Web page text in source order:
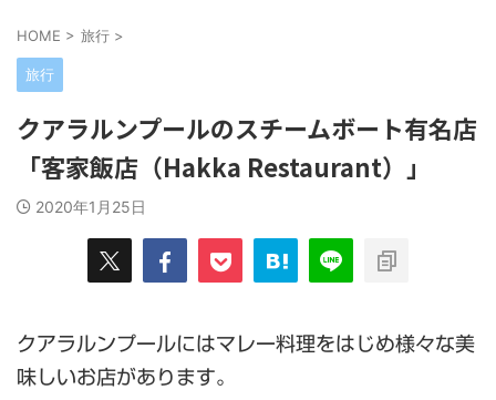
HOME > 旅行 >
旅行
クアラルンプールのスチームボート有名店
「客家飯店（Hakka Restaurant）」
2020年1月25日
クアラルンプールにはマレー料理をはじめ様々な美
味しいお店があります。